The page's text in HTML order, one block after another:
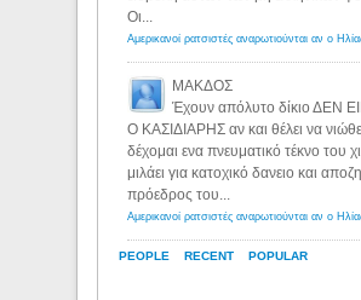
PEOPLE RECENT POPULAR
Οι...
ΜΑΚΔΟΣ
Έχουν απόλυτο δίκιο ΔΕΝ
Ο ΚΑΣΙΔΙΑΡΗΣ αν και θέλει να
δέχομαι ενα πνευματικό τέκνο του
μιλάει για κατοχικό δανειο και
πρόεδρος του...